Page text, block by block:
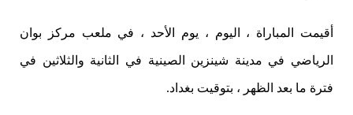
أقيمت المباراة ، اليوم ، يوم الأحد ، في ملعب مركز بوان
الرياضي في مدينة شينزين الصينية في الثانية والثلاثين في
فترة ما بعد الظهر ، بتوقيت بغداد.